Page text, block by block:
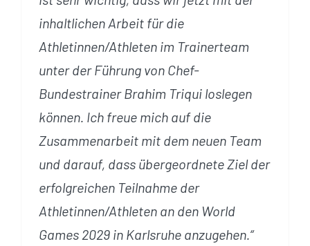
inhaltlichen Arbeit für die
Athletinnen/Athleten im Trainerteam
unter der Führung von Chef-
Bundestrainer Brahim Triqui loslegen
können. Ich freue mich auf die
Zusammenarbeit mit dem neuen Team
und darauf, dass übergeordnete Ziel der
erfolgreichen Teilnahme der
Athletinnen/Athleten an den World
Games 2029 in Karlsruhe anzugehen.“